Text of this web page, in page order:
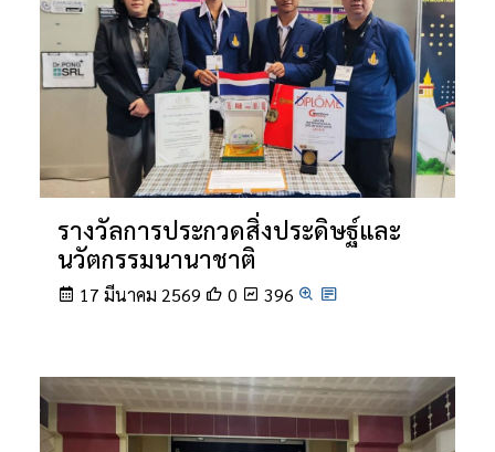
รางวัลการประกวดสิ่งประดิษฐ์และ
นวัตกรรมนานาชาติ
17 มีนาคม 2569 0 396